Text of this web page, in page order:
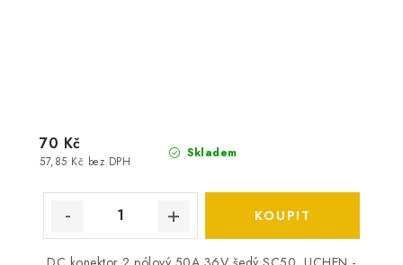
Skladem
57,85 Kč bez DPH
70 Kč